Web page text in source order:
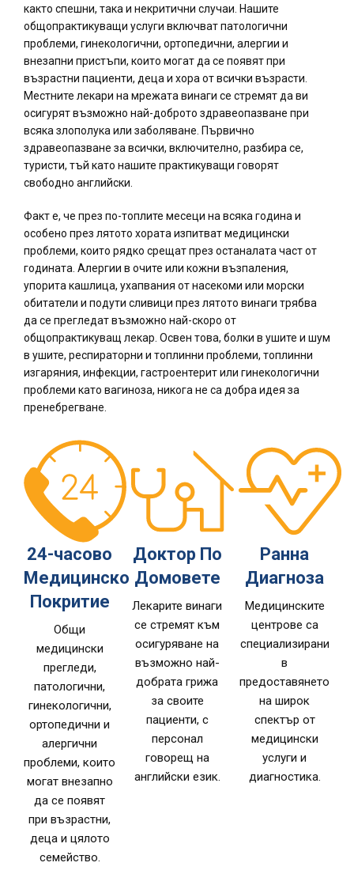
както спешни, така и некритични случаи. Нашите
общопрактикуващи услуги включват патологични
проблеми, гинекологични, ортопедични, алергии и
внезапни пристъпи, които могат да се появят при
възрастни пациенти, деца и хора от всички възрасти.
Местните лекари на мрежата винаги се стремят да ви
осигурят възможно най-доброто здравеопазване при
всяка злополука или заболяване. Първично
здравеопазване за всички, включително, разбира се,
туристи, тъй като нашите практикуващи говорят
свободно английски.
Факт е, че през по-топлите месеци на всяка година и
особено през лятото хората изпитват медицински
проблеми, които рядко срещат през останалата част от
годината. Алергии в очите или кожни възпаления,
упорита кашлица, ухапвания от насекоми или морски
обитатели и подути сливици през лятото винаги трябва
да се прегледат възможно най-скоро от
общопрактикуващ лекар. Освен това, болки в ушите и шум
в ушите, респираторни и топлинни проблеми, топлинни
изгаряния, инфекции, гастроентерит или гинекологични
проблеми като вагиноза, никога не са добра идея за
пренебрегване.
24-часово
Медицинско
Покритие
Общи
медицински
прегледи,
патологични,
гинекологични,
ортопедични и
алергични
проблеми, които
могат внезапно
да се появят
при възрастни,
деца и цялото
семейство.
Доктор По
Домовете
Лекарите винаги
се стремят към
осигуряване на
възможно най-
добрата грижа
за своите
пациенти, с
персонал
говорещ на
английски език.
Ранна
Диагноза
Медицинските
центрове са
специализирани
в
предоставянето
на широк
спектър от
медицински
услуги и
диагностика.